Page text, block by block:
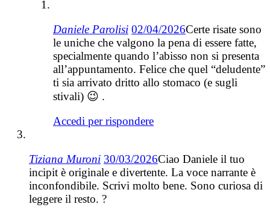
Daniele Parolisi 02/04/2026Certe risate sono
le uniche che valgono la pena di essere fatte,
specialmente quando l’abisso non si presenta
all’appuntamento. Felice che quel “deludente”
ti sia arrivato dritto allo stomaco (e sugli
stivali) 😉 .
Accedi per rispondere
Tiziana Muroni 30/03/2026Ciao Daniele il tuo
incipit è originale e divertente. La voce narrante è
inconfondibile. Scrivi molto bene. Sono curiosa di
leggere il resto. ?